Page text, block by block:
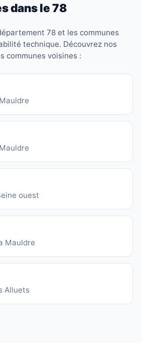
dans le 78
78 et les communes
technique. Découvrez nos
communes voisines :
ouest
Mauldre
Alluets